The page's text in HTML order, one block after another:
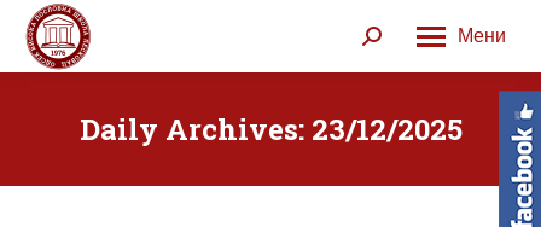
Мени
Search:
Daily Archives: 23/12/2025